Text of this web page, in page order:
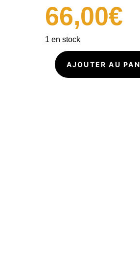
66,00€
1 en stock
quantité
de
AJOUTER AU